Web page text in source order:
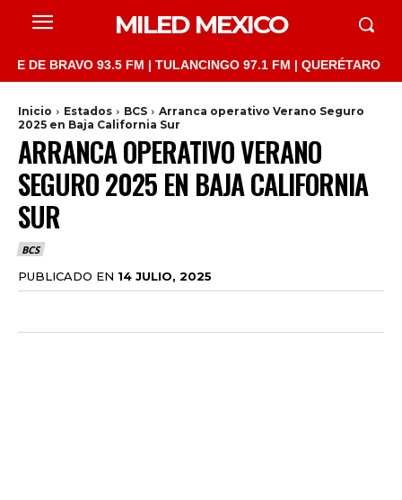
MILED MEXICO
93.5 FM | TULANCINGO 97.1 FM | QUERÉTARO 103.1
Inicio Estados BCS
Arranca operativo Verano Seguro
2025 en Baja California Sur
ARRANCA OPERATIVO VERANO
SEGURO 2025 EN BAJA CALIFORNIA
SUR
BCS
PUBLICADO EN 14 JULIO, 2025